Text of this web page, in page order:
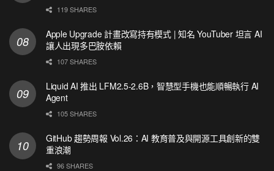
119 SHARES
Apple Upgrade 計畫改寫持有模式 | 知名 YouTuber 坦言 AI
讓人出現多巴胺依賴
107 SHARES
Liquid AI 推出 LFM2.5-2.6B，智慧型手機也能順暢執行 AI
Agent
105 SHARES
GitHub 趨勢周報 Vol.26：AI 教育普及與開源工具創新的雙
重浪潮
96 SHARES